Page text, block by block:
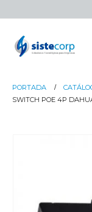
PORTADA
SWITCH POE 4P